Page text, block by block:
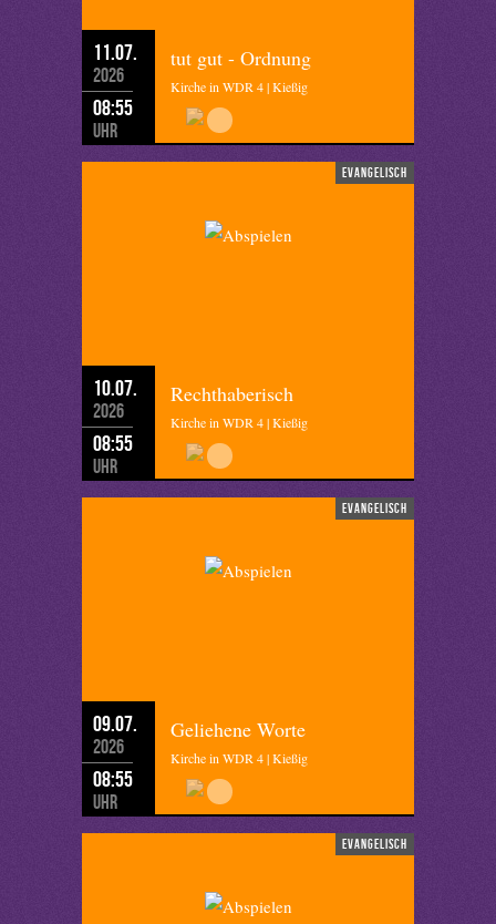
11.07.
2026
08:55
Uhr
tut gut - Ordnung
Kirche in WDR 4 | Kießig
evangelisch
10.07.
2026
08:55
Uhr
Rechthaberisch
Kirche in WDR 4 | Kießig
evangelisch
09.07.
2026
08:55
Uhr
Geliehene Worte
Kirche in WDR 4 | Kießig
evangelisch